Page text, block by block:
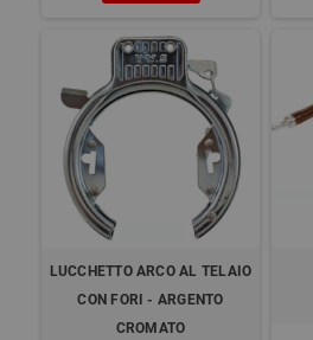
LUCCHETTO ARCO AL TELAIO
CON FORI - ARGENTO
CROMATO